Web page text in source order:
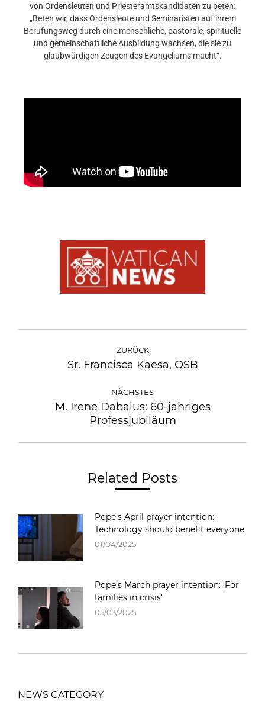
von Ordensleuten und Priesteramtskandidaten zu beten:
„Beten wir, dass Ordensleute und Seminaristen auf ihrem
Berufungsweg durch eine menschliche, pastorale, spirituelle
und gemeinschaftliche Ausbildung wachsen, die sie zu
glaubwürdigen Zeugen des Evangeliums macht“.
ZURÜCK
Sr. Francisca Kaesa, OSB
NÄCHSTES
M. Irene Dabalus: 60-jähriges
Professjubiläum
Related Posts
Pope’s April prayer intention:
Technology should benefit everyone
01/04/2025
Pope’s March prayer intention: ‚For
families in crisis‘
05/03/2025
NEWS CATEGORY